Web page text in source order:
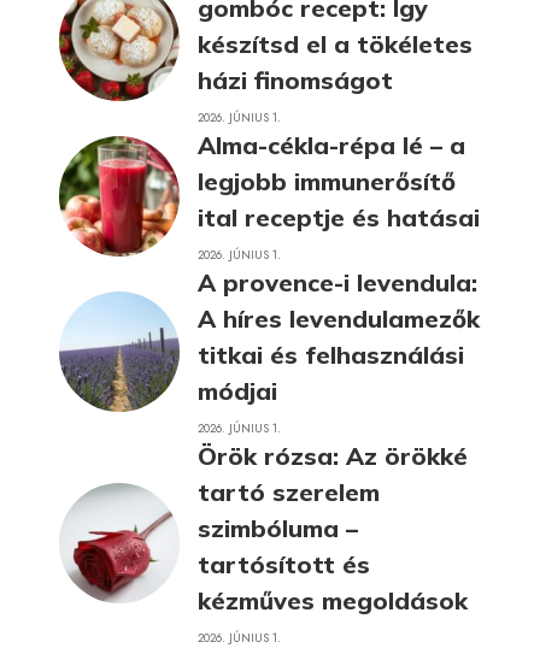
gombóc recept: Így
készítsd el a tökéletes
házi finomságot
2026. JÚNIUS 1.
Alma-cékla-répa lé – a
legjobb immunerősítő
ital receptje és hatásai
2026. JÚNIUS 1.
A provence-i levendula:
A híres levendulamezők
titkai és felhasználási
módjai
2026. JÚNIUS 1.
Örök rózsa: Az örökké
tartó szerelem
szimbóluma –
tartósított és
kézműves megoldások
2026. JÚNIUS 1.